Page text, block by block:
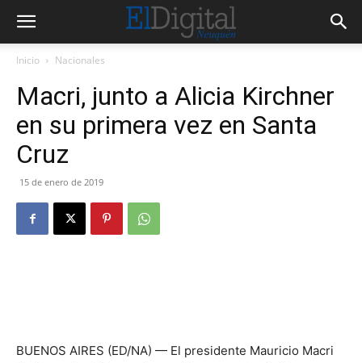
Inicio Nacionales
Macri, junto a Alicia Kirchner
en su primera vez en Santa
Cruz
15 de enero de 2019
BUENOS AIRES (ED/NA) — El presidente Mauricio Macri